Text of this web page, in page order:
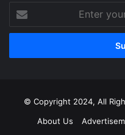
your
Email
© Copyright 2024, All
About Us